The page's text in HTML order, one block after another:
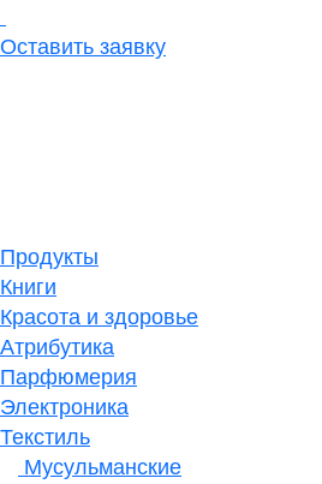
Оставить заявку
Продукты
Книги
Красота и здоровье
Атрибутика
Парфюмерия
Электроника
Текстиль
Мусульманские